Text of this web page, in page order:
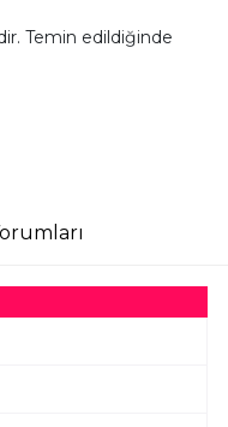
Temin edildiğinde